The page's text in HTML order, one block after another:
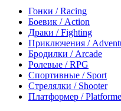
Гонки / Racing
Боевик / Action
Драки / Fighting
Приключения /
Бродилки / Arcade
Ролевые / RPG
Спортивные / Sport
Стрелялки / Shooter
Платформер /